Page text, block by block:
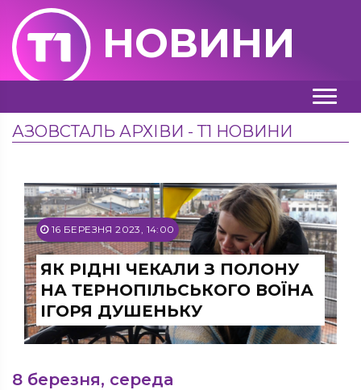
НОВИНИ
АЗОВСТАЛЬ АРХІВИ - Т1 НОВИНИ
16 БЕРЕЗНЯ 2023, 14:00
ЯК РІДНІ ЧЕКАЛИ З ПОЛОНУ
НА ТЕРНОПІЛЬСЬКОГО ВОЇНА
ІГОРЯ ДУШЕНЬКУ
8 березня, середа